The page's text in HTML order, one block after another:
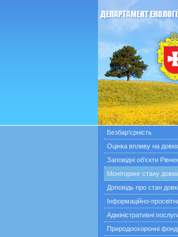
Безбар'єрність
Оцінка впливу на
Заповідні об'єкти
Моніторинг стану
Доповідь про стан
Інформаційно-
Адміністративні
Природоохоронні